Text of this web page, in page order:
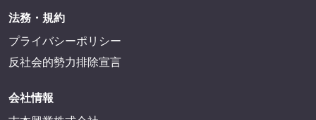
法務・規約
プライバシーポリシー
反社会的勢力排除宣言
会社情報